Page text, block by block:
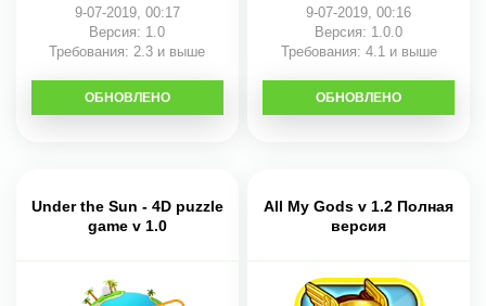
9-07-2019, 00:17
Версия: 1.0
Требования: 2.3 и выше
СКАЧАТЬ
ОБНОВЛЕНО
9-07-2019, 00:16
Версия: 1.0.0
Требования: 4.1 и выше
СКАЧАТЬ
ОБНОВЛЕНО
Under the Sun - 4D puzzle
game v 1.0
All My Gods v 1.2 Полная
версия